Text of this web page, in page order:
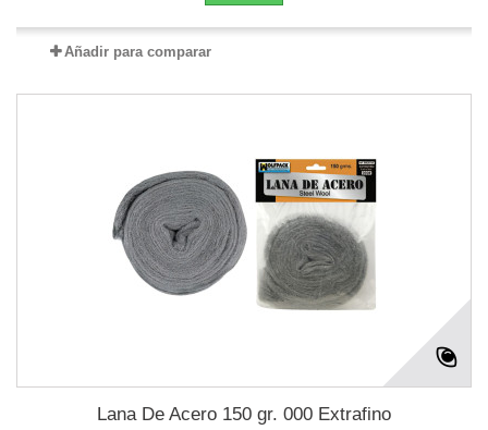
Añadir para comparar
Lana De Acero 150 gr. 000 Extrafino